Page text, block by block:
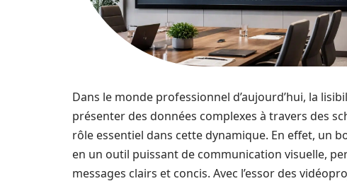
Dans le monde professionnel d’aujourd’hui, la
présenter des données complexes à travers des
rôle essentiel dans cette dynamique. En effet, un
en un outil puissant de communication visuelle,
messages clairs et concis. Avec l’essor des